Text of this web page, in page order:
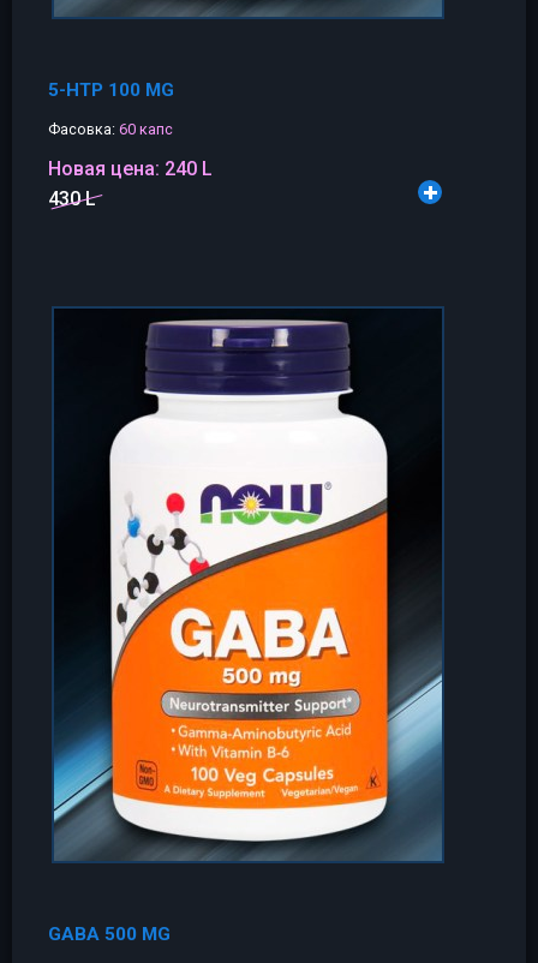
5-HTP 100 MG
Фасовка: 60 капс
Новая цена: 240 L
430 L
GABA 500 MG